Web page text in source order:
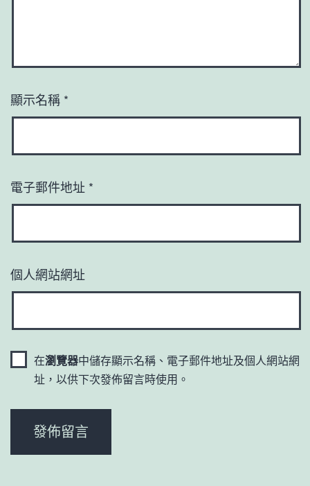
顯示名稱 *
電子郵件地址 *
個人網站網址
在瀏覽器中儲存顯示名稱、電子郵件地址及個人網站網
址，以供下次發佈留言時使用。